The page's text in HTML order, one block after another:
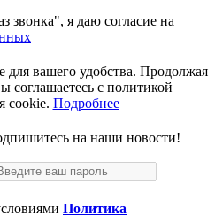
звонка", я даю согласие на
вашего удобства. Продолжая
соглашаетесь с политикой
cookie.​​​​​​​ Подробнее
на наши новости!
Политика